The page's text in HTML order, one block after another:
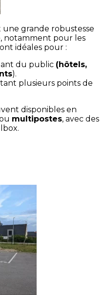
grande robustesse
notamment pour les
idéales pour :
du public (hôtels,
).
plusieurs points de
disponibles en
multipostes, avec des